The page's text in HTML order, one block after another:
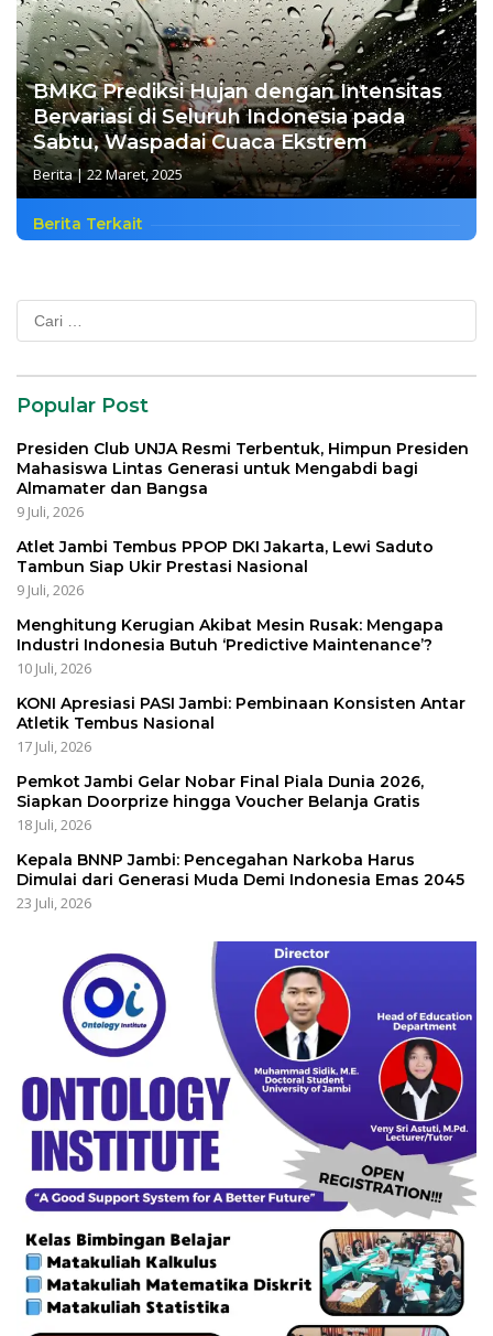
BMKG Prediksi Hujan dengan Intensitas
Bervariasi di Seluruh Indonesia pada
Sabtu, Waspadai Cuaca Ekstrem
Berita|22 Maret, 2025
Berita Terkait
Cari
untuk:
Popular Post
Presiden Club UNJA Resmi Terbentuk, Himpun Presiden
Mahasiswa Lintas Generasi untuk Mengabdi bagi
Almamater dan Bangsa
9 Juli, 2026
Atlet Jambi Tembus PPOP DKI Jakarta, Lewi Saduto
Tambun Siap Ukir Prestasi Nasional
9 Juli, 2026
Menghitung Kerugian Akibat Mesin Rusak: Mengapa
Industri Indonesia Butuh ‘Predictive Maintenance’?
10 Juli, 2026
KONI Apresiasi PASI Jambi: Pembinaan Konsisten Antar
Atletik Tembus Nasional
17 Juli, 2026
Pemkot Jambi Gelar Nobar Final Piala Dunia 2026,
Siapkan Doorprize hingga Voucher Belanja Gratis
18 Juli, 2026
Kepala BNNP Jambi: Pencegahan Narkoba Harus
Dimulai dari Generasi Muda Demi Indonesia Emas 2045
23 Juli, 2026